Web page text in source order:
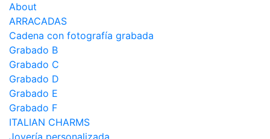
About
ARRACADAS
Cadena con fotografía grabada
Grabado B
Grabado C
Grabado D
Grabado E
Grabado F
ITALIAN CHARMS
Joyería personalizada